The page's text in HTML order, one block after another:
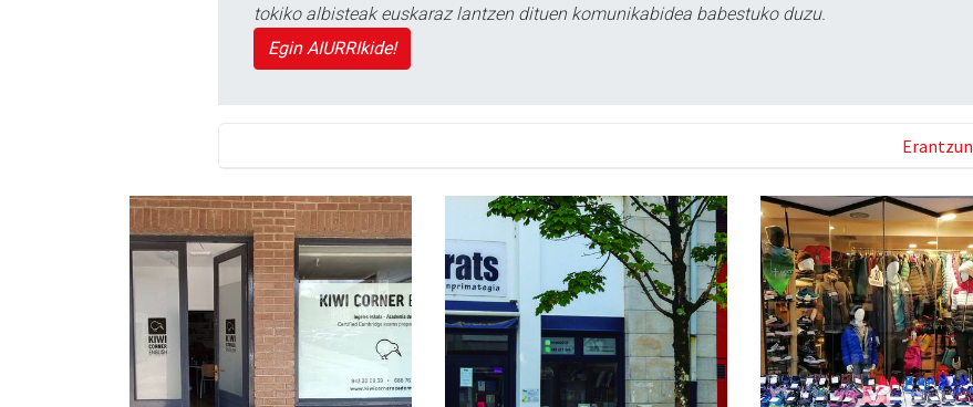
tokiko albisteak euskaraz lantzen dituen komunikabidea babestuko duzu.
Egin AIURRIkide!
Erantzun